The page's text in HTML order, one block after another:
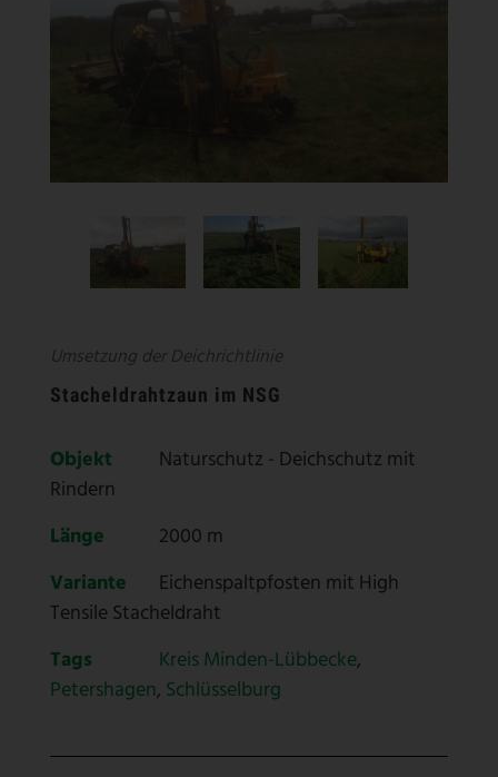
Umsetzung der Deichrichtlinie
Stacheldrahtzaun im NSG
Objekt
Naturschutz - Deichschutz mit
Rindern
Länge
2000 m
Variante
Eichenspaltpfosten mit High
Tensile Stacheldraht
Tags
Kreis Minden-Lübbecke,
Petershagen, Schlüsselburg